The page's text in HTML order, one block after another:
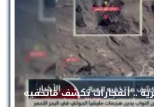
.. انفجارات تكشف ماتخفيه